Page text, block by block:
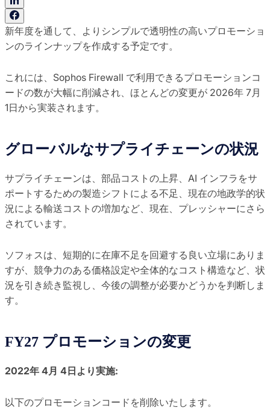
新年度を通して、よりシンプルで透明性の高いプロモーショ
ンのラインナップを作成する予定です。
これには、Sophos Firewall で利用できるプロモーションコ
ードの数が大幅に削減され、ほとんどの変更が 2026年 7月
1日から実装されます。
グローバルなサプライチェーンの状況
サプライチェーンは、部品コストの上昇、AI インフラをサ
ポートするための製造シフトによる不足、現在の地政学的状
況による輸送コストの増加など、現在、プレッシャーにさら
されています。
ソフォスは、短期的に在庫不足を回避する良い立場にありま
すが、競争力のある価格設定や全体的なコスト構造など、状
況を引き続き監視し、今後の調整が必要かどうかを判断しま
す。
FY27 プロモーションの変更
2022年 4月 4日 より実施:
以下のプロモーションコードを削除いたします。